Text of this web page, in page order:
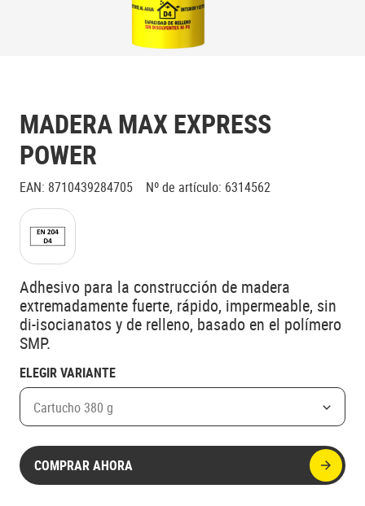
MADERA MAX EXPRESS
POWER
EAN: 8710439284705 Nº de artículo: 6314562
Adhesivo para la construcción de madera
extremadamente fuerte, rápido, impermeable, sin
di-isocianatos y de relleno, basado en el polímero
SMP.
ELEGIR VARIANTE
Cartucho 380 g
COMPRAR AHORA